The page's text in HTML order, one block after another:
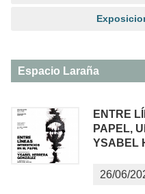
Espacio Laraña
ENTRE
PAPEL,
YSABEL
26/06/